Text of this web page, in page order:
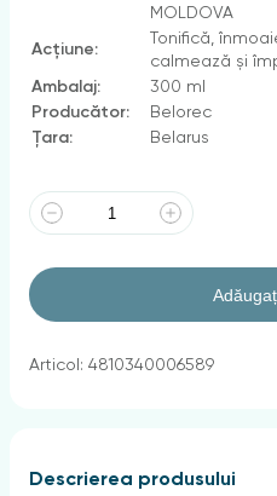
MOLDOVA
Acțiune:
Tonifică,
calmează și
Ambalaj:
300 ml
Producător:
Belorec
Țara:
Belarus
Articol: 4810340006589
Descrierea produsului